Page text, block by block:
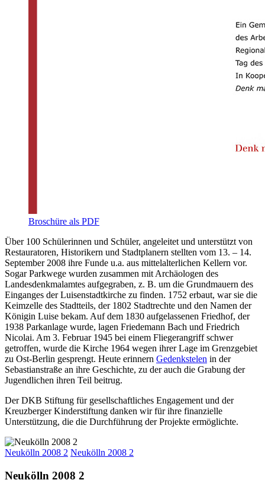
Broschüre als PDF
Über 100 Schülerinnen und Schüler, angeleitet und unterstützt von
Restauratoren, Historikern und Stadtplanern stellten vom 13. – 14.
September 2008 ihre Funde u.a. aus mittelalterlichen Kellern vor.
Sogar Parkwege wurden zusammen mit Archäologen des
Landesdenkmalamtes aufgegraben, z. B. um die Grundmauern des
Einganges der Luisenstadtkirche zu finden. 1752 erbaut, war sie die
Keimzelle des Stadtteils, der 1802 Stadtrechte und den Namen der
Königin Luise bekam. Auf dem 1830 aufgelassenen Friedhof, der
1938 Parkanlage wurde, lagen Friedemann Bach und Friedrich
Nicolai. Am 3. Februar 1945 bei einem Fliegerangriff schwer
getroffen, wurde die Kirche 1964 wegen ihrer Lage im Grenzgebiet
zu Ost-Berlin gesprengt. Heute erinnern Gedenkstelen in der
Sebastianstraße an ihre Geschichte, zu der auch die Grabung der
Jugendlichen ihren Teil beitrug.
Der DKB Stiftung für gesellschaftliches Engagement und der
Kreuzberger Kinderstiftung danken wir für ihre finanzielle
Unterstützung, die die Durchführung der Projekte ermöglichte.
Neukölln 2008 2 Neukölln 2008 2
Neukölln 2008 2